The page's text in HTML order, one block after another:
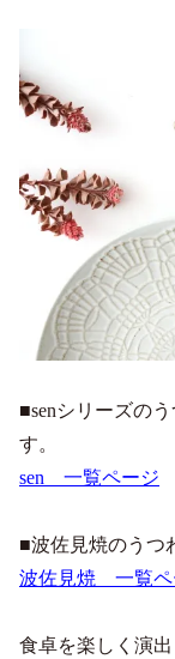
■senシリーズの
す。
sen 一覧ページ
■波佐見焼のうつ
波佐見焼 一覧ペ
食卓を楽しく演出